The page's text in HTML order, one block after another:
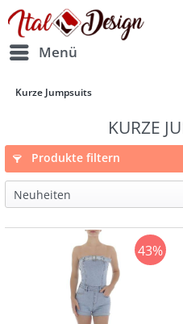
Zur Hauptnavigation springen
Menü
Kurze Jumpsuits
KURZE
Produkte filtern
43%